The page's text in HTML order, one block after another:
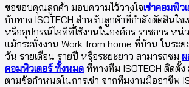
ขอขอบคุณลูกค้า มอบความไว้วางใจเช่าคอมพิว
กับทาง ISOTECH สำหรับลูกค้าที่กำลังตัดสินใจเ
หรืออุปกรณ์ไอทีที่ใช้งานในองค์กร ราชการ ห
แม้กระทั่งงาน Work from home ที่บ้าน ในระย
วัน รายเดือน รายปี หรือระยะยาว สามารถชม ผ
คอมพิวเตอร์ ทั้งหมด ที่ทางทีม ISOTECH ติดตั้
ตามข้อกำหนดในการเช่า จากทีมงานมืออาชีพ